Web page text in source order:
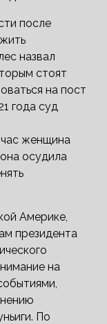
после
назвал
стоят
на пост
года суд
женщина
осудила
Америке,
президента
на
По